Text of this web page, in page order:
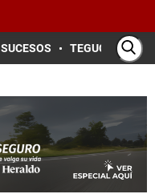
SUCESOS TEGUCIGALPA